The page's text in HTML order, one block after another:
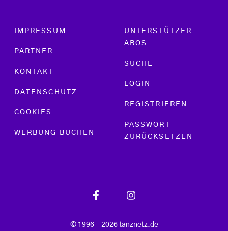
Footer menu
IMPRESSUM
PARTNER
KONTAKT
DATENSCHUTZ
COOKIES
WERBUNG BUCHEN
UNTERSTÜTZER
ABOS
SUCHE
LOGIN
REGISTRIEREN
PASSWORT
ZURÜCKSETZEN
© 1996 - 2026 tanznetz.de